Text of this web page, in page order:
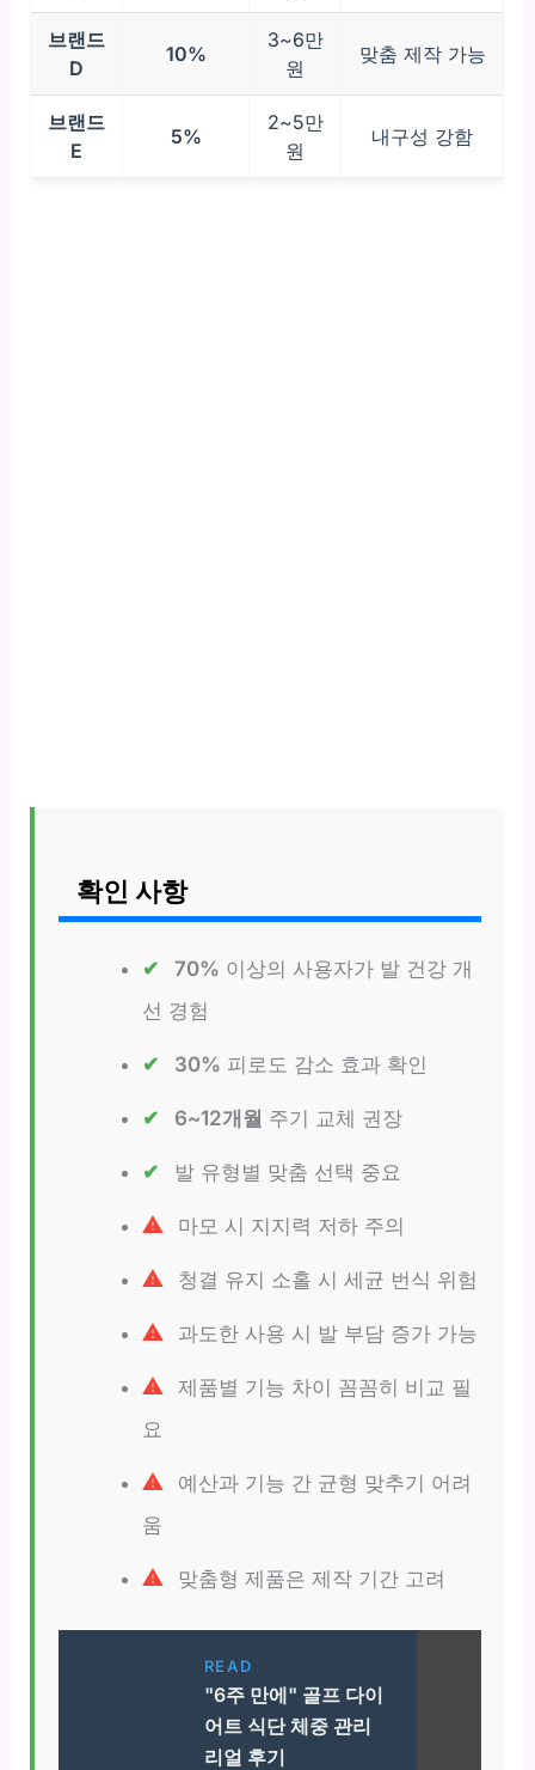
브랜드
D
10%
3~6만
원
맞춤 제작 가능
브랜드
E
5%
2~5만
원
내구성 강함
확인 사항
70% 이상의 사용자가 발 건강 개
선 경험
30% 피로도 감소 효과 확인
6~12개월 주기 교체 권장
발 유형별 맞춤 선택 중요
마모 시 지지력 저하 주의
청결 유지 소홀 시 세균 번식 위험
과도한 사용 시 발 부담 증가 가능
제품별 기능 차이 꼼꼼히 비교 필
요
예산과 기능 간 균형 맞추기 어려
움
맞춤형 제품은 제작 기간 고려
READ
"6주 만에" 골프 다이
어트 식단 체중 관리
리얼 후기